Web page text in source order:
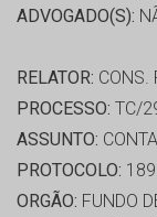
ADVOGADO(S):
RELATOR: CONS.
PROCESSO: TC/
ASSUNTO:
PROTOCOLO:
ORGÃO: FUNDO